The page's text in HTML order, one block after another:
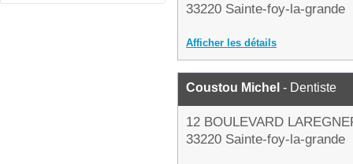
33220 Sainte-foy-la-grande
Afficher les détails
Coustou Michel - Dentiste
12 BOULEVARD
33220 Sainte-foy-la-grande